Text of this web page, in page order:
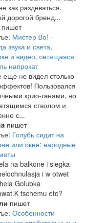
как раздеваться.
дорогой бренд...
пишет
Мистер Во! -
звука и света,
и видео, сетящаяся
напрокат
еще не видел столько
Пользовался
крио-ганами, но
стволом и
с...
пишет
Голубь сидит на
или окне: народные
na balkone i slegka
i w otwet
Golubka
tschemu eto?
пишет
Особенности